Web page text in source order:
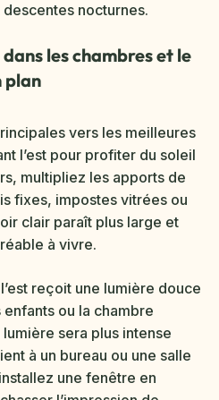
nocturnes.
les chambres et le
plan
vers les meilleures
l’est pour profiter du soleil
multipliez les apports de
fixes, impostes vitrées ou
clair paraît plus large et
à vivre.
reçoit une lumière douce
ou la chambre
sera plus intense
à un bureau ou une salle
une fenêtre en